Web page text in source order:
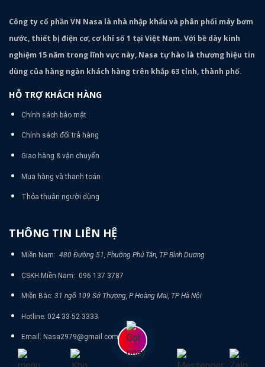
Công ty cổ phần VN Nasa là nhà nhập khẩu và phân phối máy bơm
nước, thiết bị điện cơ, cơ khí số 1 tại Việt Nam. Với bề dày kinh
nghiệm 15 năm trong lĩnh vực này, Nasa tự hào là thương hiệu tin
dùng của hàng ngàn khách hàng trên khắp 63 tỉnh, thành phố.
HỖ TRỢ KHÁCH HÀNG
Chính sách bảo mật
Chính sách đổi trả hàng
Giao hàng & vận chuyển
Mua hàng và thanh toán
Thỏa thuận người dùng
THÔNG TIN LIÊN HỆ
Miền Nam: 480 Đường 51, Phường Phú Tân, TP Bình Dương
CSKH Miền Nam: 096 137 3787
Miền Bắc: 31 ngõ 109 Sở Thượng, P Hoàng Mai, TP Hà Nội
Hotline: 024 33 52 3333
Email: Nasa2979@gmail.com